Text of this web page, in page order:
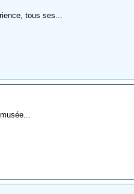
tous ses...